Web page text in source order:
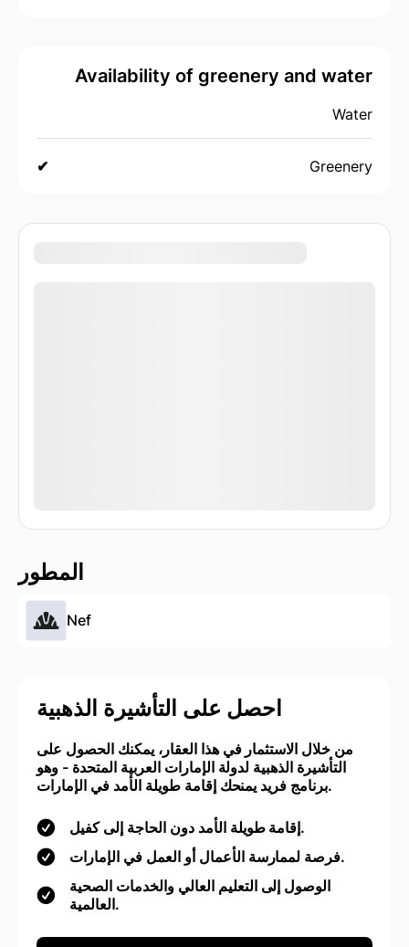
Availability of greenery and water
Water
Greenery
✔
المطور
Nef
احصل على التأشيرة الذهبية
من خلال الاستثمار في هذا العقار، يمكنك الحصول على
التأشيرة الذهبية لدولة الإمارات العربية المتحدة - وهو
برنامج فريد يمنحك إقامة طويلة الأمد في الإمارات.
إقامة طويلة الأمد دون الحاجة إلى كفيل.
فرصة لممارسة الأعمال أو العمل في الإمارات.
الوصول إلى التعليم العالي والخدمات الصحية
العالمية.